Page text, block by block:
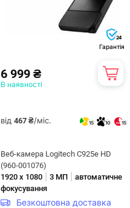
24
Гарантія
6 999 ₴
В наявності
від 467 ₴/міс. 15 10 15
Веб-камера Logitech C925e HD
(960-001076)
1920 х 1080
3 МП
автоматичне
фокусування
Безкоштовна доставка